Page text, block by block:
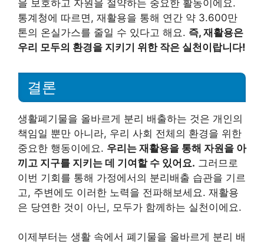
을 보호하고 자원을 절약하는 중요한 활동이에요.
통계청에 따르면, 재활용을 통해 연간 약 3.600만
톤의 온실가스를 줄일 수 있다고 해요. 즉, 재활용은
우리 모두의 환경을 지키기 위한 작은 실천이랍니다!
결론
생활폐기물을 올바르게 분리 배출하는 것은 개인의
책임일 뿐만 아니라, 우리 사회 전체의 환경을 위한
중요한 행동이에요. 우리는 재활용을 통해 자원을 아
끼고 지구를 지키는 데 기여할 수 있어요. 그러므로
이번 기회를 통해 가정에서의 분리배출 습관을 기르
고, 주변에도 이러한 노력을 전파해보세요. 재활용
은 당연한 것이 아닌, 모두가 함께하는 실천이에요.
이제부터는 생활 속에서 폐기물을 올바르게 분리 배